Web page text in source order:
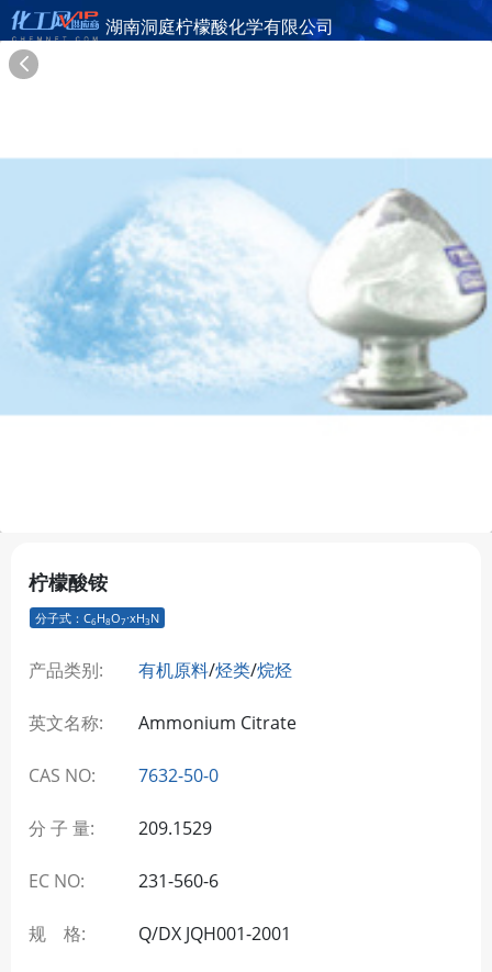
湖南洞庭柠檬酸化学有限公司
湖南洞庭柠檬酸化学有限公司
CAMBODIA WANGKANG BIOCHEMICAL CO.,LTD.
在线询盘
柠檬酸铵
分子式：C6H8O7·xH3N
产品类别: 有机原料/烃类/烷烃
英文名称: Ammonium Citrate
CAS NO: 7632-50-0
分 子 量: 209.1529
EC NO: 231-560-6
规 格: Q/DX JQH001-2001